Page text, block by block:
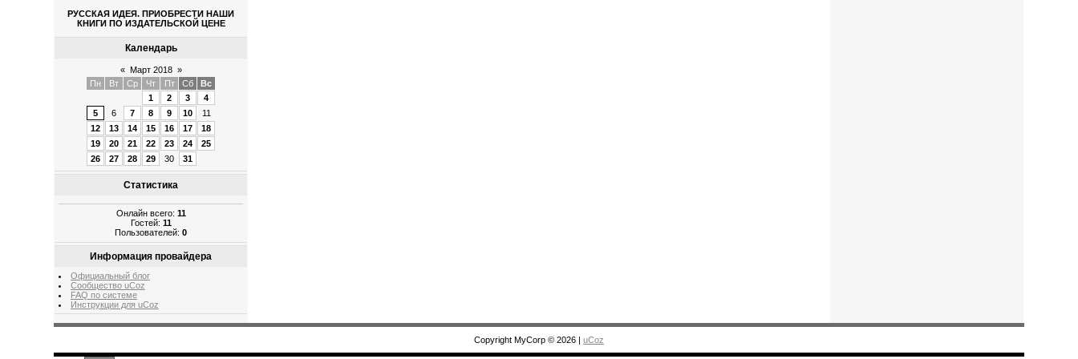
РУССКАЯ ИДЕЯ. ПРИОБРЕСТИ НАШИ
КНИГИ ПО ИЗДАТЕЛЬСКОЙ ЦЕНЕ
Календарь
« Март 2018 »
Пн
Вт Ср Чт Пт Сб
Вс
1
2 3
4
5
6 7 8 9 10
11
12
13 14 15 16 17
18
19
20 21 22 23 24
25
26
27 28 29 30 31
Статистика
Онлайн всего: 11
Гостей: 11
Пользователей:0
Информация провайдера
Официальный блог
Сообщество uCoz
FAQ по системе
Инструкции для uCoz
Copyright MyCorp © 2026 uCoz